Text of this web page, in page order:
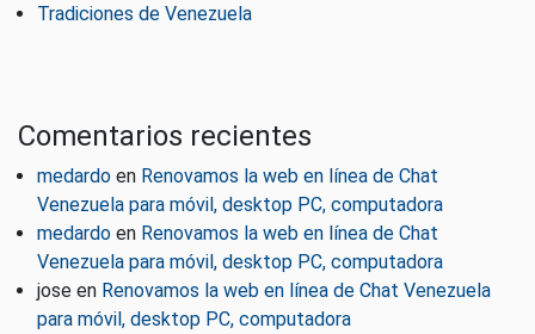
Tradiciones de Venezuela
Comentarios recientes
medardo en Renovamos la web en línea de Chat
Venezuela para móvil, desktop PC, computadora
medardo en Renovamos la web en línea de Chat
Venezuela para móvil, desktop PC, computadora
jose en Renovamos la web en línea de Chat Venezuela
para móvil, desktop PC, computadora